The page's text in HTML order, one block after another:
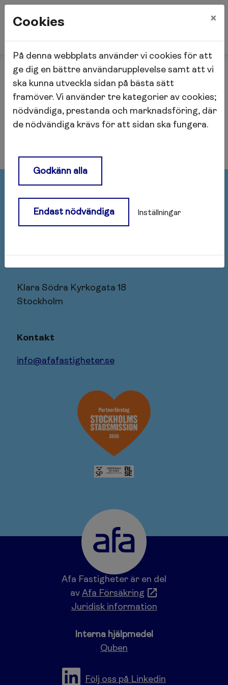
Start Nyheter Lindhagen
Lindhagen
Afa Fastigheter
106 27 Stockholm
Klara Södra Kyrkogata 18
Stockholm
Kontakt
info@afafastigheter.se
Afa Fastigheter är en del
av Afa Försäkring
Juridisk information
Interna hjälpmedel
Quben
Följ oss på Linkedin
Cookies ×
På denna webbplats använder vi cookies för att
ge dig en bättre användarupplevelse samt att vi
ska kunna utveckla sidan på bästa sätt
framöver. Vi använder tre kategorier av cookies;
nödvändiga, prestanda och marknadsföring, där
de nödvändiga krävs för att sidan ska fungera.
Godkänn alla
Endast nödvändiga Inställningar